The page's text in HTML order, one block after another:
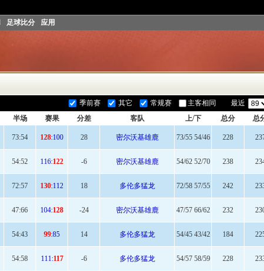
足球比分 应用
最近
主客相同
常规赛
其它
季前赛
半场 赛果 分差 客队 上/下 总分 总
73:54 128:100 28 密尔沃基雄鹿 73/55 54/46 228
54:52 116:122 -6 密尔沃基雄鹿 54/62 52/70 238
72:57 130:112 18 多伦多猛龙 72/58 57/55 242
47:66 104:128 -24 密尔沃基雄鹿 47/57 66/62 232
54:43 99:85 14 多伦多猛龙 54/45 43/42 184
54:58 111:117 -6 多伦多猛龙 54/57 58/59 228